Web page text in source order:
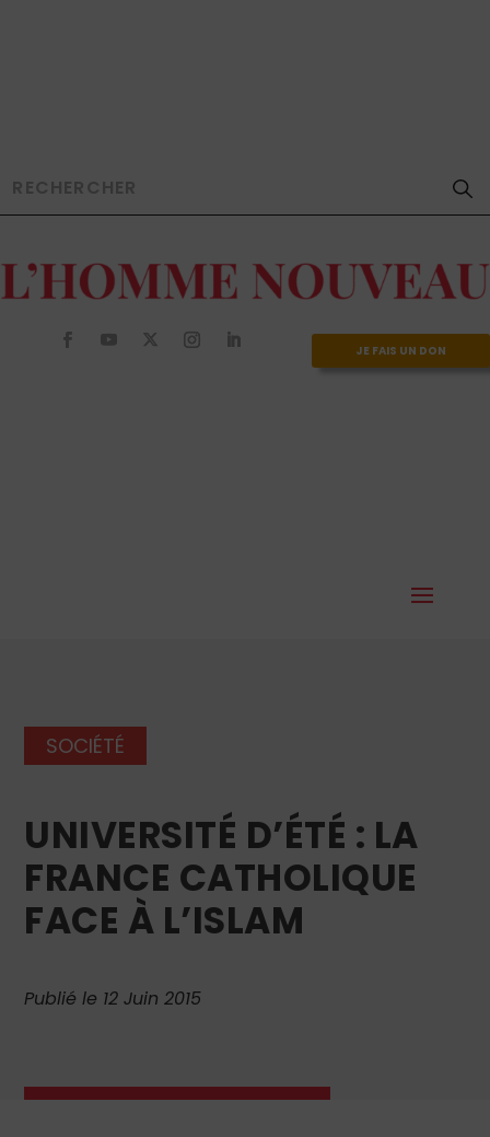
JE FAIS UN DON
SOCIÉTÉ
UNIVERSITÉ D’ÉTÉ : LA
FRANCE CATHOLIQUE
FACE À L’ISLAM
Publié le 12 Juin 2015